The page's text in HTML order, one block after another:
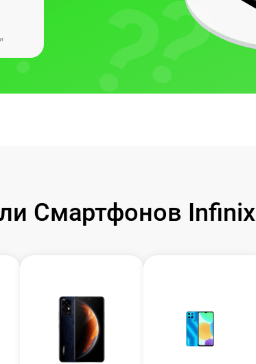
Смартфонов Infinix